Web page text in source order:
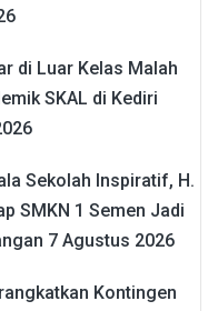
di Luar Kelas Malah
SKAL di Kediri
Sekolah Inspiratif, H.
SMKN 1 Semen Jadi
7 Agustus 2026
Kontingen